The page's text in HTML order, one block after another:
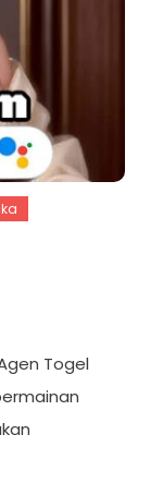
Togel